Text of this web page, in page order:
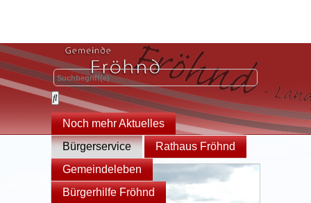
Noch mehr Aktuelles
Bürgerservice
Rathaus Fröhnd
Gemeindeleben
Bürgerhilfe Fröhnd